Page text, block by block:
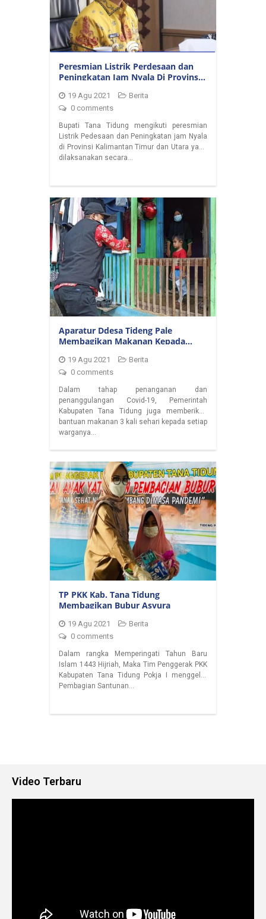
Peresmian Listrik Perdesaan dan
Peningkatan Jam Nyala Di Provinsi
19 Agu 2021
Berita
0 comments
Bupati Tana Tidung mengikuti peresmian
Listrik Pedesaan dan Peningkatan jam Nyala
di Provinsi Kalimantan Timur dan Utara yang
dilaksanakan secara…
Aparatur Ddesa Tideng Pale
Membagikan Makanan Kepada
19 Agu 2021
Berita
0 comments
Dalam tahap penanganan dan
penanggulangan Covid-19, Pemerintah
Kabupaten Tana Tidung juga memberikan
bantuan makanan 3 kali sehari kepada setiap
warganya…
TP PKK Kab. Tana Tidung
Membagikan Bubur Asyura
19 Agu 2021
Berita
0 comments
Dalam rangka Memperingati Tahun Baru
Islam 1443 Hijriah, Maka Tim Penggerak PKK
Kabupaten Tana Tidung Pokja I menggelar
Pembagian Santunan…
Video Terbaru